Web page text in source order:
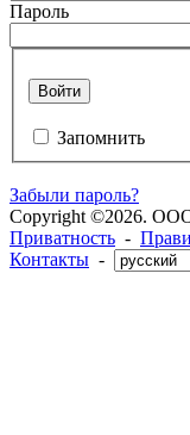
Пароль
Войти
Запомнить
Забыли пароль?
Copyright ©2026.
Приватность -
Контакты -